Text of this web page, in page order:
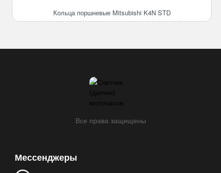
K4N
Кольца поршневые Mitsubishi K4N STD
Все права защищены
Мессенджеры